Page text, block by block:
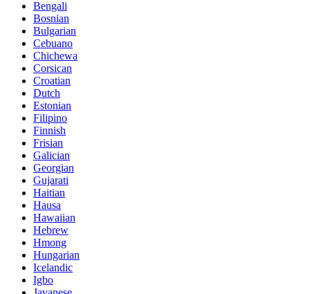
Bengali
Bosnian
Bulgarian
Cebuano
Chichewa
Corsican
Croatian
Dutch
Estonian
Filipino
Finnish
Frisian
Galician
Georgian
Gujarati
Haitian
Hausa
Hawaiian
Hebrew
Hmong
Hungarian
Icelandic
Igbo